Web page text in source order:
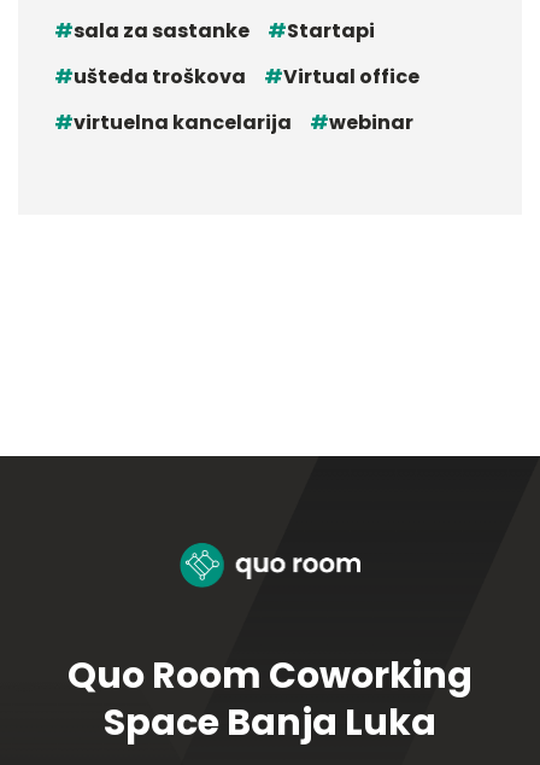
sala za sastanke
Startapi
ušteda troškova
Virtual office
virtuelna kancelarija
webinar
Quo Room Coworking
Space Banja Luka